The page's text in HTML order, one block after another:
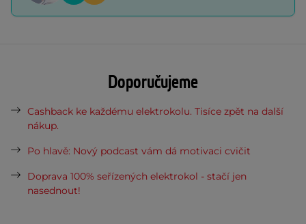
Doporučujeme
Cashback ke každému elektrokolu. Tisíce zpět na další
nákup.
Po hlavě: Nový podcast vám dá motivaci cvičit
Doprava 100% seřízených elektrokol - stačí jen
nasednout!